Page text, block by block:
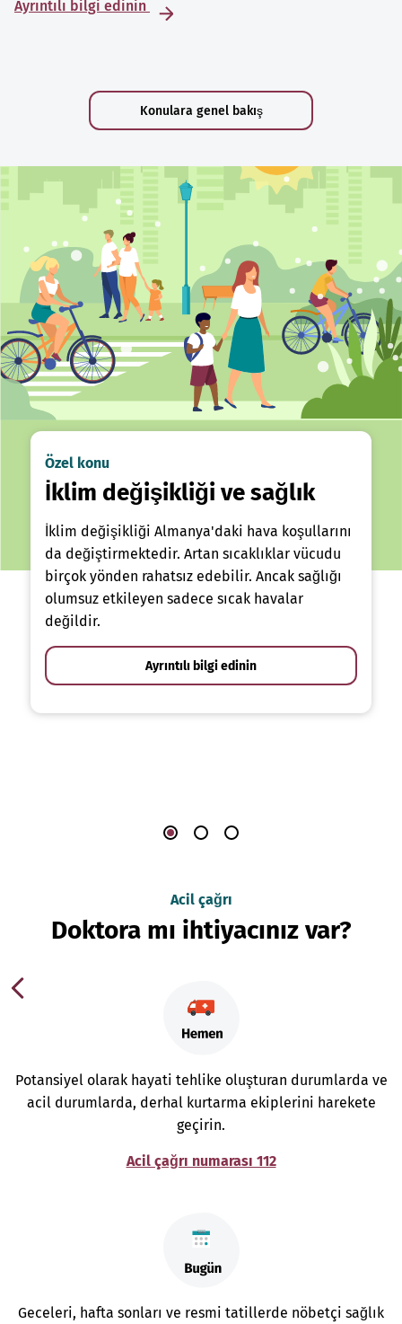
Ayrıntılı bilgi edinin
Konulara genel bakış
Özel konu
İklim değişikliği ve sağlık
İklim değişikliği Almanya'daki hava koşullarını
da değiştirmektedir. Artan sıcaklıklar vücudu
birçok yönden rahatsız edebilir. Ancak sağlığı
olumsuz etkileyen sadece sıcak havalar
değildir.
Ayrıntılı bilgi edinin
Acil çağrı
Doktora mı ihtiyacınız var?
Potansiyel olarak hayati tehlike oluşturan durumlarda ve
acil durumlarda, derhal kurtarma ekiplerini harekete
geçirin.
Acil çağrı numarası 112
Geceleri, hafta sonları ve resmi tatillerde nöbetçi sağlık